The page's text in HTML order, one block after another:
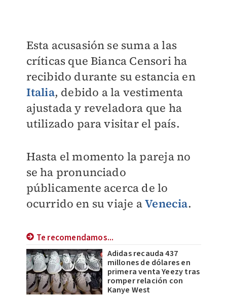
Esta acusasión se suma a las
críticas que Bianca Censori ha
recibido durante su estancia en
Italia, debido a la vestimenta
ajustada y reveladora que ha
utilizado para visitar el país.
Hasta el momento la pareja no
se ha pronunciado
públicamente acerca de lo
ocurrido en su viaje aVenecia.
Te recomendamos...
Adidas recauda 437
millones de dólares en
primera venta Yeezy tras
romper relación con
Kanye West